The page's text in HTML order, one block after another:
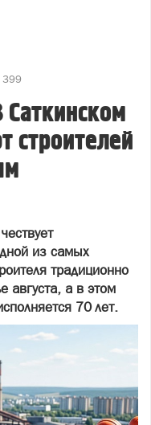
399
Саткинском
строителей
из самых
традиционно
августа, а в этом
70 лет.